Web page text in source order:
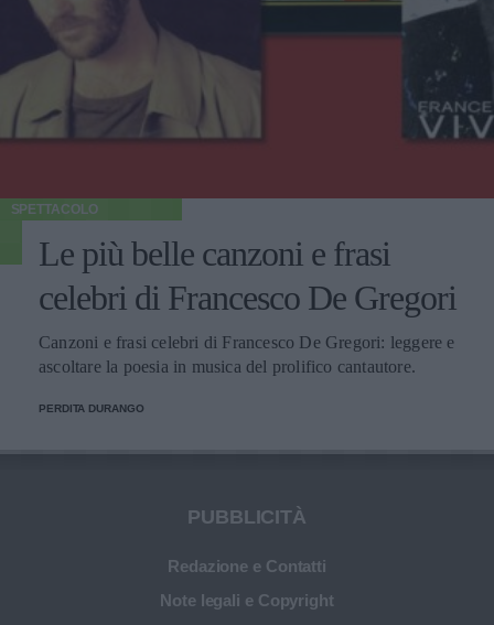
SPETTACOLO
Le più belle canzoni e frasi
celebri di Francesco De Gregori
Canzoni e frasi celebri di Francesco De Gregori: leggere e
ascoltare la poesia in musica del prolifico cantautore.
PERDITA DURANGO
PUBBLICITÀ
Redazione e Contatti
Note legali e Copyright